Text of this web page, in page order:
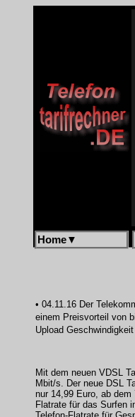
Home▼
• 04.11.16 Der
einem Preisvorteil von
Upload
Mit dem neuen VDSL
Mbit/s. Der neue DSL
nur 14,99 Euro, ab
Flatrate für das Surfen